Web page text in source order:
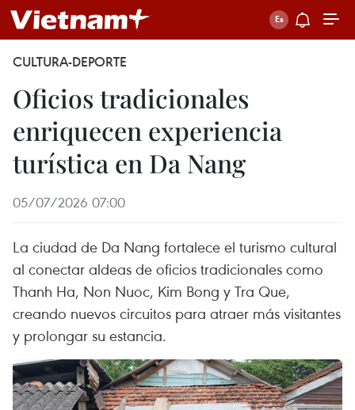
CULTURA-DEPORTE
Oficios tradicionales
enriquecen experiencia
turística en Da Nang
05/07/2026 07:00
La ciudad de Da Nang fortalece el turismo cultural
al conectar aldeas de oficios tradicionales como
Thanh Ha, Non Nuoc, Kim Bong y Tra Que,
creando nuevos circuitos para atraer más visitantes
y prolongar su estancia.